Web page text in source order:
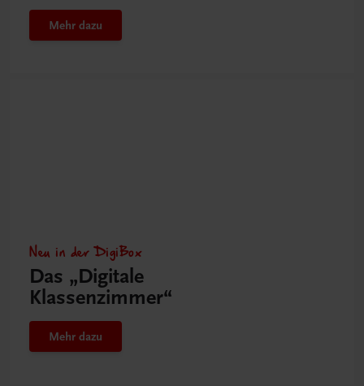
Mehr dazu
Neu in der DigiBox
Das „Digitale
Klassenzimmer“
Mehr dazu